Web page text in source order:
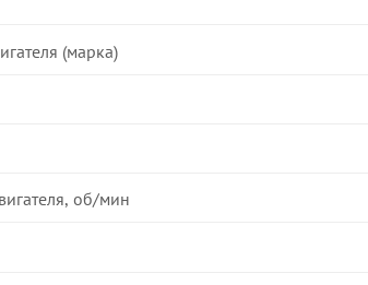
(марка)
об/мин